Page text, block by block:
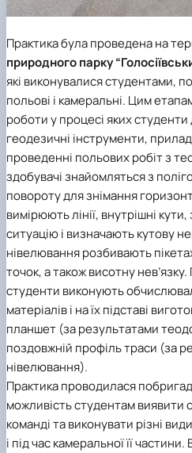
Практика була проведена на
природного парку
які виконувалися студентами,
польові і камеральні. Цим
роботи у процесі яких
геодезичні інструменти,
проведенні польових робіт з
здобувачі знайомляться з
повороту для знімання
вимірюють лінії, внутрішні
ситуацію і визначають кутову
нівелювання розбивають
точок, а також висотну
студенти виконують
матеріалів і на їх підставі
планшет (за результатами
поздовжній профіль траси (за
нівелювання).
Практика проводилася
можливість студентам виявити
команді та виконувати різні
і під час камеральної її